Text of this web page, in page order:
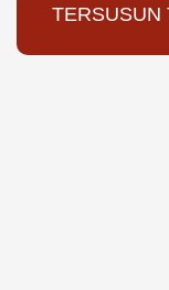
TERSUSUN